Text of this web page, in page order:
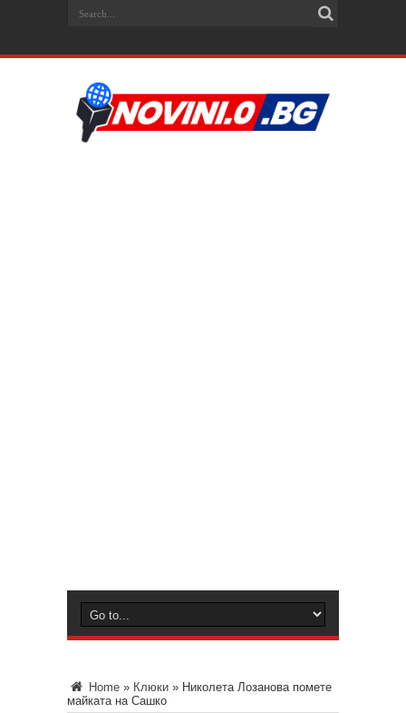
Home » Клюки » Николета Лозанова помете
майката на Сашко